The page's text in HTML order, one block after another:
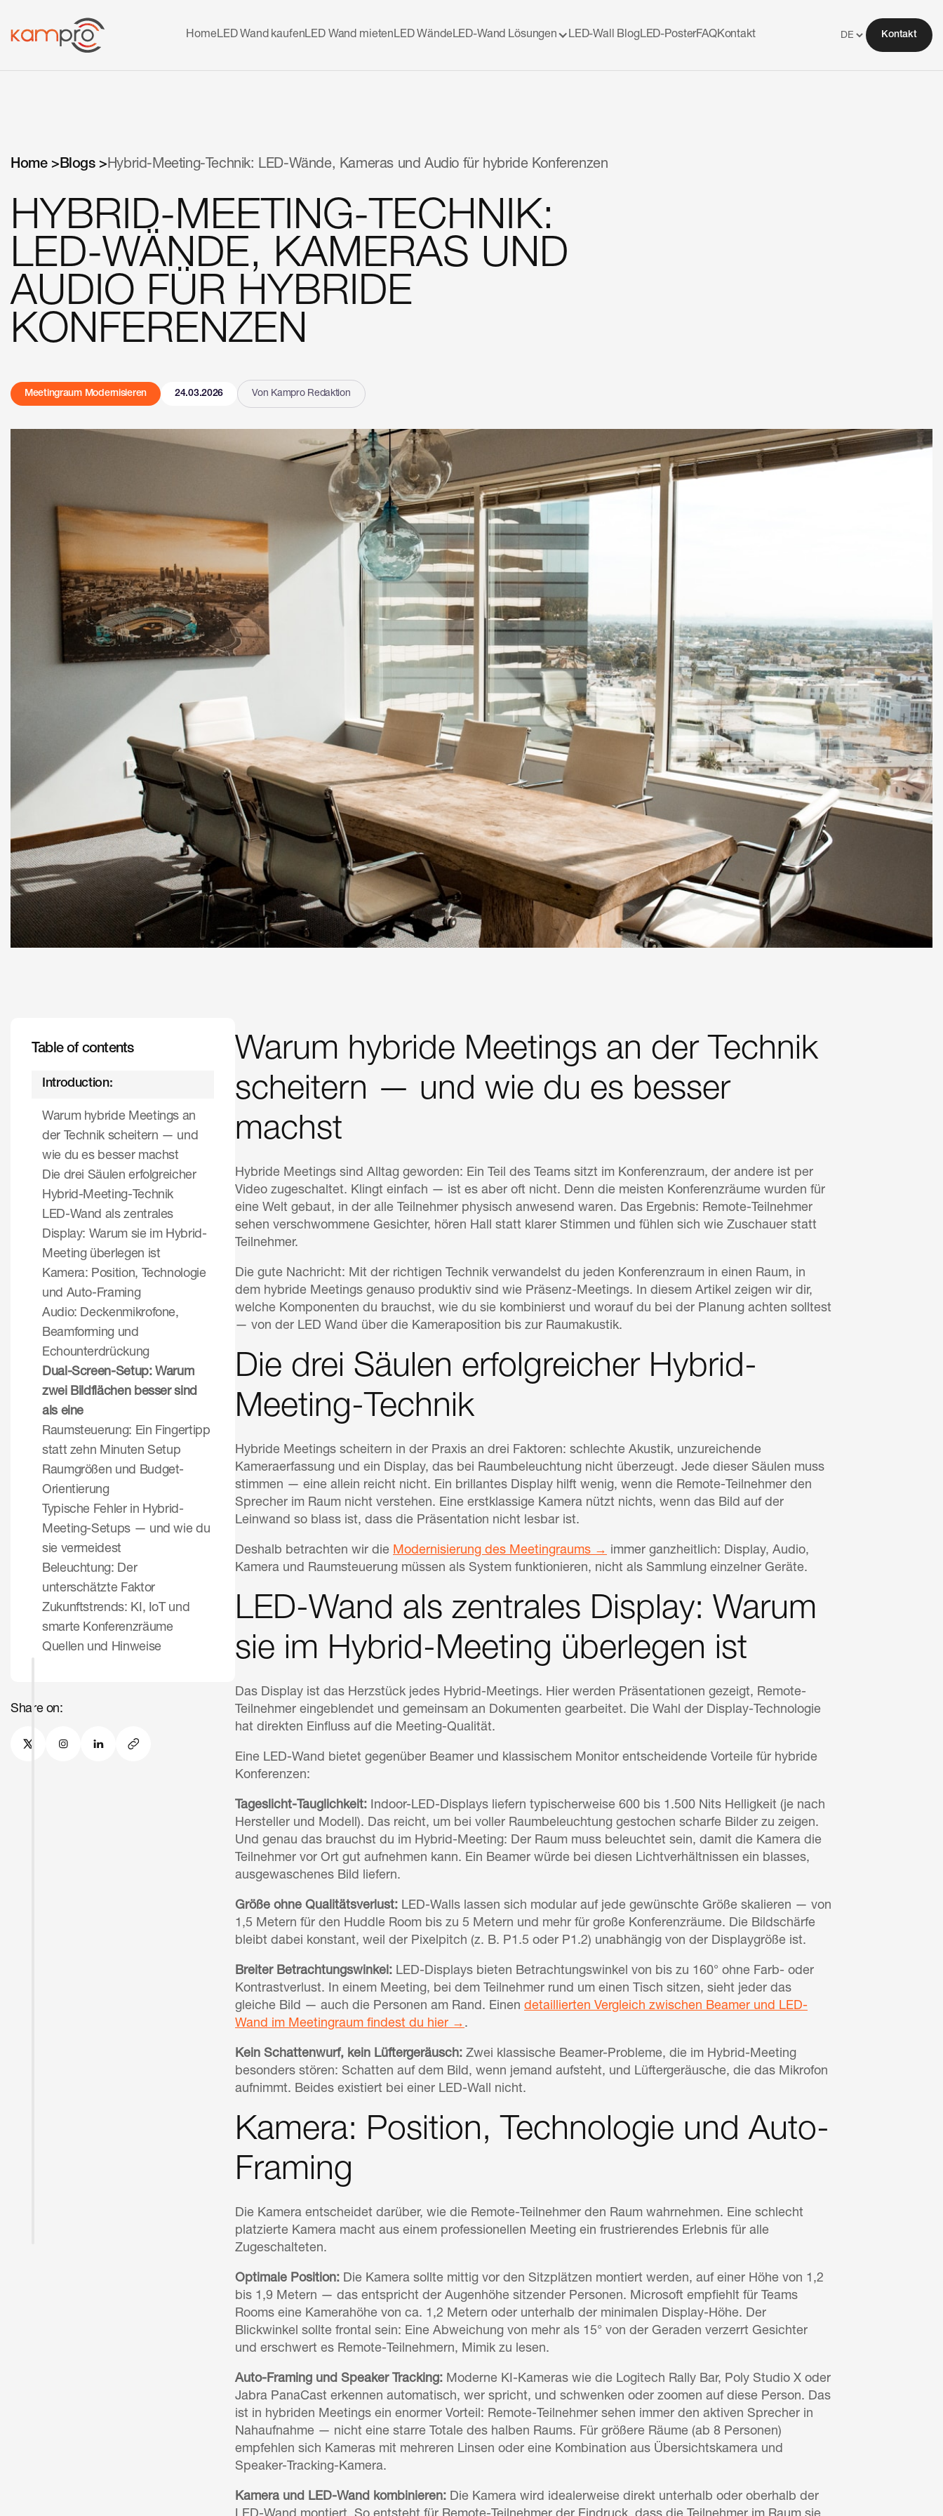
HomeLED Wand kaufenLED Wand mietenLED WändeLED-Wand Lösungen LED-Wall BlogLED-PosterFAQKontakt Kontakt
Home >Blogs >Hybrid-Meeting-Technik: LED-Wände, Kameras und Audio für hybride Konferenzen
HYBRID-MEETING-TECHNIK:
LED-WÄNDE, KAMERAS UND
AUDIO FÜR HYBRIDE
KONFERENZEN
Meetingraum Modernisieren 24.03.2026 Von Kampro Redaktion
Table of contents
Introduction:
Warum hybride Meetings an
der Technik scheitern — und
wie du es besser machst
Die drei Säulen erfolgreicher
Hybrid-Meeting-Technik
LED-Wand als zentrales
Display: Warum sie im Hybrid-
Meeting überlegen ist
Kamera: Position, Technologie
und Auto-Framing
Audio: Deckenmikrofone,
Beamforming und
Echounterdrückung
Dual-Screen-Setup: Warum
zwei Bildflächen besser sind
als eine
Raumsteuerung: Ein Fingertipp
statt zehn Minuten Setup
Raumgrößen und Budget-
Orientierung
Typische Fehler in Hybrid-
Meeting-Setups — und wie du
sie vermeidest
Beleuchtung: Der
unterschätzte Faktor
Zukunftstrends: KI, IoT und
smarte Konferenzräume
Quellen und Hinweise
Share on:
Warum hybride Meetings an der Technik
scheitern — und wie du es besser
machst
Hybride Meetings sind Alltag geworden: Ein Teil des Teams sitzt im Konferenzraum, der andere ist per
Video zugeschaltet. Klingt einfach — ist es aber oft nicht. Denn die meisten Konferenzräume wurden für
eine Welt gebaut, in der alle Teilnehmer physisch anwesend waren. Das Ergebnis: Remote-Teilnehmer
sehen verschwommene Gesichter, hören Hall statt klarer Stimmen und fühlen sich wie Zuschauer statt
Teilnehmer.
Die gute Nachricht: Mit der richtigen Technik verwandelst du jeden Konferenzraum in einen Raum, in
dem hybride Meetings genauso produktiv sind wie Präsenz-Meetings. In diesem Artikel zeigen wir dir,
welche Komponenten du brauchst, wie du sie kombinierst und worauf du bei der Planung achten solltest
— von der LED Wand über die Kameraposition bis zur Raumakustik.
Die drei Säulen erfolgreicher Hybrid-
Meeting-Technik
Hybride Meetings scheitern in der Praxis an drei Faktoren: schlechte Akustik, unzureichende
Kameraerfassung und ein Display, das bei Raumbeleuchtung nicht überzeugt. Jede dieser Säulen muss
stimmen — eine allein reicht nicht. Ein brillantes Display hilft wenig, wenn die Remote-Teilnehmer den
Sprecher im Raum nicht verstehen. Eine erstklassige Kamera nützt nichts, wenn das Bild auf der
Leinwand so blass ist, dass die Präsentation nicht lesbar ist.
Deshalb betrachten wir die Modernisierung des Meetingraums → immer ganzheitlich: Display, Audio,
Kamera und Raumsteuerung müssen als System funktionieren, nicht als Sammlung einzelner Geräte.
LED-Wand als zentrales Display: Warum
sie im Hybrid-Meeting überlegen ist
Das Display ist das Herzstück jedes Hybrid-Meetings. Hier werden Präsentationen gezeigt, Remote-
Teilnehmer eingeblendet und gemeinsam an Dokumenten gearbeitet. Die Wahl der Display-Technologie
hat direkten Einfluss auf die Meeting-Qualität.
Eine LED-Wand bietet gegenüber Beamer und klassischem Monitor entscheidende Vorteile für hybride
Konferenzen:
Tageslicht-Tauglichkeit: Indoor-LED-Displays liefern typischerweise 600 bis 1.500 Nits Helligkeit (je nach
Hersteller und Modell). Das reicht, um bei voller Raumbeleuchtung gestochen scharfe Bilder zu zeigen.
Und genau das brauchst du im Hybrid-Meeting: Der Raum muss beleuchtet sein, damit die Kamera die
Teilnehmer vor Ort gut aufnehmen kann. Ein Beamer würde bei diesen Lichtverhältnissen ein blasses,
ausgewaschenes Bild liefern.
Größe ohne Qualitätsverlust: LED-Walls lassen sich modular auf jede gewünschte Größe skalieren — von
1,5 Metern für den Huddle Room bis zu 5 Metern und mehr für große Konferenzräume. Die Bildschärfe
bleibt dabei konstant, weil der Pixelpitch (z. B. P1.5 oder P1.2) unabhängig von der Displaygröße ist.
Breiter Betrachtungswinkel: LED-Displays bieten Betrachtungswinkel von bis zu 160° ohne Farb- oder
Kontrastverlust. In einem Meeting, bei dem Teilnehmer rund um einen Tisch sitzen, sieht jeder das
gleiche Bild — auch die Personen am Rand. Einen detaillierten Vergleich zwischen Beamer und LED-
Wand im Meetingraum findest du hier → .
Kein Schattenwurf, kein Lüftergeräusch: Zwei klassische Beamer-Probleme, die im Hybrid-Meeting
besonders stören: Schatten auf dem Bild, wenn jemand aufsteht, und Lüftergeräusche, die das Mikrofon
aufnimmt. Beides existiert bei einer LED-Wall nicht.
Kamera: Position, Technologie und Auto-
Framing
Die Kamera entscheidet darüber, wie die Remote-Teilnehmer den Raum wahrnehmen. Eine schlecht
platzierte Kamera macht aus einem professionellen Meeting ein frustrierendes Erlebnis für alle
Zugeschalteten.
Optimale Position: Die Kamera sollte mittig vor den Sitzplätzen montiert werden, auf einer Höhe von 1,2
bis 1,9 Metern — das entspricht der Augenhöhe sitzender Personen. Microsoft empfiehlt für Teams
Rooms eine Kamerahöhe von ca. 1,2 Metern oder unterhalb der minimalen Display-Höhe. Der
Blickwinkel sollte frontal sein: Eine Abweichung von mehr als 15° von der Geraden verzerrt Gesichter
und erschwert es Remote-Teilnehmern, Mimik zu lesen.
Auto-Framing und Speaker Tracking: Moderne KI-Kameras wie die Logitech Rally Bar, Poly Studio X oder
Jabra PanaCast erkennen automatisch, wer spricht, und schwenken oder zoomen auf diese Person. Das
ist in hybriden Meetings ein enormer Vorteil: Remote-Teilnehmer sehen immer den aktiven Sprecher in
Nahaufnahme — nicht eine starre Totale des halben Raums. Für größere Räume (ab 8 Personen)
empfehlen sich Kameras mit mehreren Linsen oder eine Kombination aus Übersichtskamera und
Speaker-Tracking-Kamera.
Kamera und LED-Wand kombinieren: Die Kamera wird idealerweise direkt unterhalb oder oberhalb der